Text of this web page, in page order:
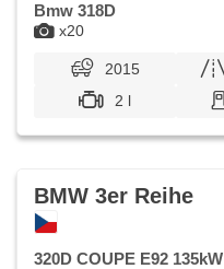
x20
Bmw 318D
2015
2 l
BMW 3er Reihe
320D COUPE E92 135kW